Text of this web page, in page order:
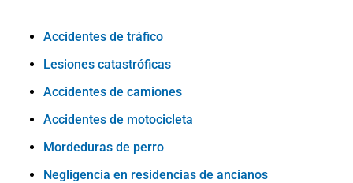
Accidentes de tráfico
Lesiones catastróficas
Accidentes de camiones
Accidentes de motocicleta
Mordeduras de perro
Negligencia en residencias de ancianos